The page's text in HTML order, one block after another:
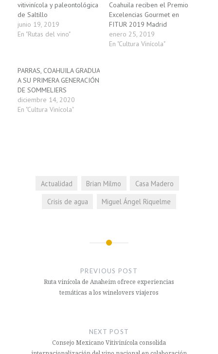
vitivinícola y paleontológica
de Saltillo
junio 19, 2019
En "Rutas del vino"
Coahuila reciben el Premio
Excelencias Gourmet en
FITUR 2019 Madrid
enero 25, 2019
En "Cultura Vinícola"
PARRAS, COAHUILA GRADUA
A SU PRIMERA GENERACIÓN
DE SOMMELIERS
diciembre 14, 2020
En "Cultura Vinícola"
Actualidad Brian Milmo
Casa Madero
Crisis de agua
Miguel Ángel Riquelme
entradas
PREVIOUS POST
Ruta vinícola de Anaheim ofrece experiencias
temáticas a los winelovers viajeros
NEXT POST
Consejo Mexicano Vitivinícola consolida